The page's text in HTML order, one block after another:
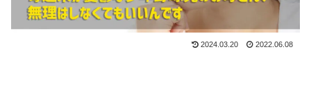
2024.03.20 2022.06.08